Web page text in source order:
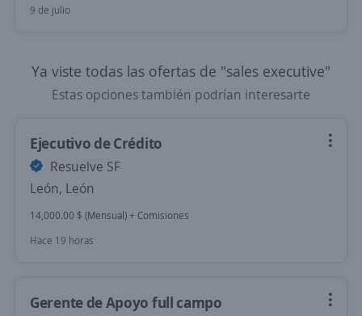
9 de julio
Ya viste todas las ofertas de "sales executive"
Estas opciones también podrían interesarte
Ejecutivo de Crédito
Resuelve SF
León, León
14,000.00 $ (Mensual) + Comisiones
Hace 19 horas
Gerente de Apoyo full campo